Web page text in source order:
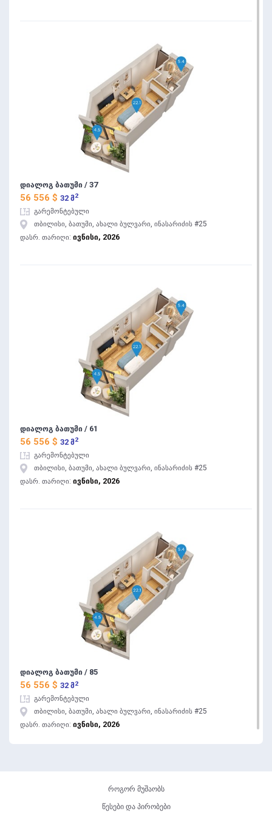
დიალოგ ბათუმი / 37
56 556 $ 32 მ 2
გარემონტებული
თბილისი, ბათუმი, ახალი ბულვარი, ინასარიძის #25
დასრ. თარიღი: ივნისი, 2026
დიალოგ ბათუმი / 61
56 556 $ 32 მ 2
გარემონტებული
თბილისი, ბათუმი, ახალი ბულვარი, ინასარიძის #25
დასრ. თარიღი: ივნისი, 2026
დიალოგ ბათუმი / 85
56 556 $ 32 მ 2
გარემონტებული
თბილისი, ბათუმი, ახალი ბულვარი, ინასარიძის #25
დასრ. თარიღი: ივნისი, 2026
როგორ მუშაობს
წესები და პირობები